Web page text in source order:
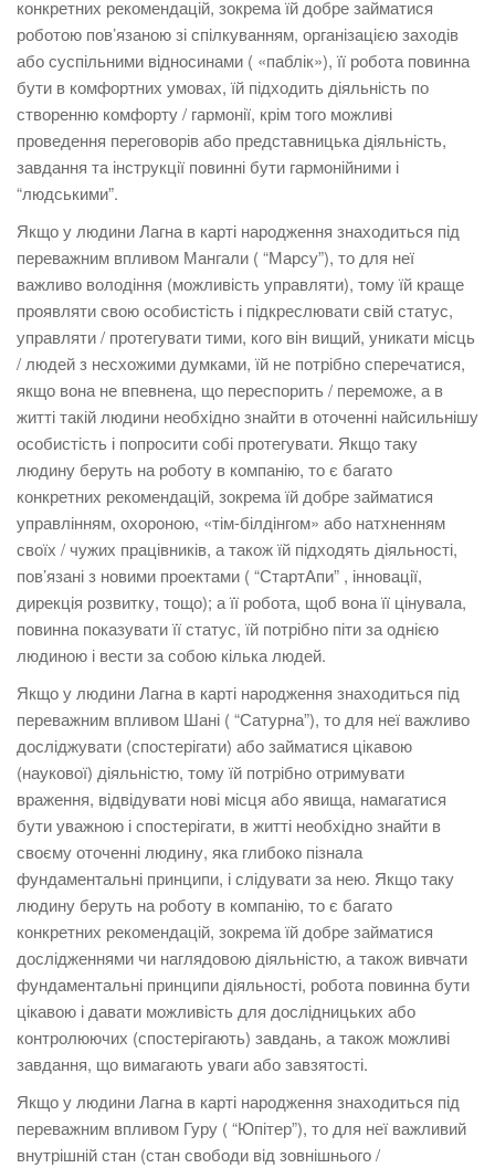
конкретних рекомендацій, зокрема їй добре займатися
роботою пов’язаною зі спілкуванням, організацією заходів
або суспільними відносинами ( «паблік»), її робота повинна
бути в комфортних умовах, їй підходить діяльність по
створенню комфорту / гармонії, крім того можливі
проведення переговорів або представницька діяльність,
завдання та інструкції повинні бути гармонійними і
“людськими”.
Якщо у людини Лагна в карті народження знаходиться під
переважним впливом Мангали ( “Марсу”), то для неї
важливо володіння (можливість управляти), тому їй краще
проявляти свою особистість і підкреслювати свій статус,
управляти / протегувати тими, кого він вищий, уникати місць
/ людей з несхожими думками, їй не потрібно сперечатися,
якщо вона не впевнена, що переспорить / переможе, а в
житті такій людини необхідно знайти в оточенні найсильнішу
особистість і попросити собі протегувати. Якщо таку
людину беруть на роботу в компанію, то є багато
конкретних рекомендацій, зокрема їй добре займатися
управлінням, охороною, «тім-білдінгом» або натхненням
своїх / чужих працівників, а також їй підходять діяльності,
пов’язані з новими проектами ( “СтартАпи” , інновації,
дирекція розвитку, тощо); а її робота, щоб вона її цінувала,
повинна показувати її статус, їй потрібно піти за однією
людиною і вести за собою кілька людей.
Якщо у людини Лагна в карті народження знаходиться під
переважним впливом Шані ( “Сатурна”), то для неї важливо
досліджувати (спостерігати) або займатися цікавою
(наукової) діяльністю, тому їй потрібно отримувати
враження, відвідувати нові місця або явища, намагатися
бути уважною і спостерігати, в житті необхідно знайти в
своєму оточенні людину, яка глибоко пізнала
фундаментальні принципи, і слідувати за нею. Якщо таку
людину беруть на роботу в компанію, то є багато
конкретних рекомендацій, зокрема їй добре займатися
дослідженнями чи наглядовою діяльністю, а також вивчати
фундаментальні принципи діяльності, робота повинна бути
цікавою і давати можливість для дослідницьких або
контролюючих (спостерігають) завдань, а також можливі
завдання, що вимагають уваги або завзятості.
Якщо у людини Лагна в карті народження знаходиться під
переважним впливом Гуру ( “Юпітер”), то для неї важливий
внутрішній стан (стан свободи від зовнішнього /